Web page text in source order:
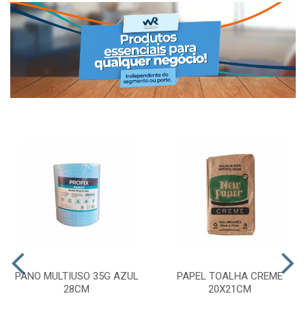
PANO MULTIUSO 35G AZUL
28CM
PAPEL TOALHA CREME
20X21CM